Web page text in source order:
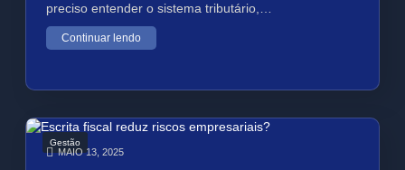
preciso entender o sistema tributário,…
Continuar lendo
Gestão
MAIO 13, 2025